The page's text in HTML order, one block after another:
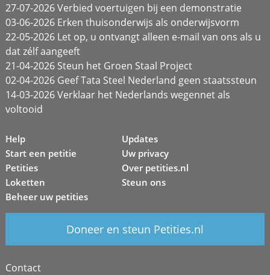
27-07-2026 Verbied voertuigen bij een demonstratie
03-06-2026 Erken thuisonderwijs als onderwijsvorm
22-05-2026 Let op, u ontvangt alleen e-mail van ons als u
dat zélf aangeeft
21-04-2026 Steun het Groen Staal Project
02-04-2026 Geef Tata Steel Nederland geen staatssteun
14-03-2026 Verklaar het Nederlands wegennet als
voltooid
Help
Start een petitie
Petities
Loketten
Beheer uw petities
Updates
Uw privacy
Over petities.nl
Steun ons
Doneer en steun Petities.nl
Contact